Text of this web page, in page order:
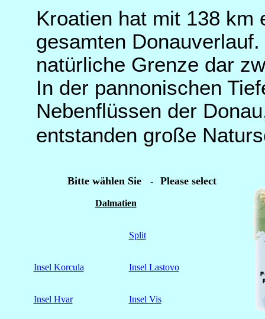
Kroatien hat mit 138 km
gesamten
natürliche Grenze dar
In der pannonischen
Nebenflüssen der
entstanden große
Bitte wählen Sie - Please select
Dalmatien
Split
Insel Korcula Insel Lastovo
Insel Hvar Insel Vis